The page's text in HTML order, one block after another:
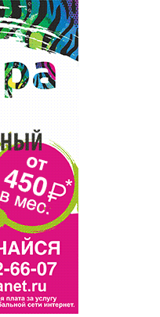
Торговля
Бизнес и финансы
Юристы, Экспертиза, Страхование
Ремонт
Социальные организации
Это интересно